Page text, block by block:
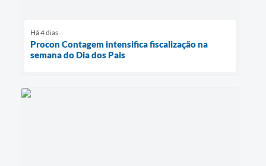
Há 4 dias
Procon Contagem intensifica fiscalização na
semana do Dia dos Pais